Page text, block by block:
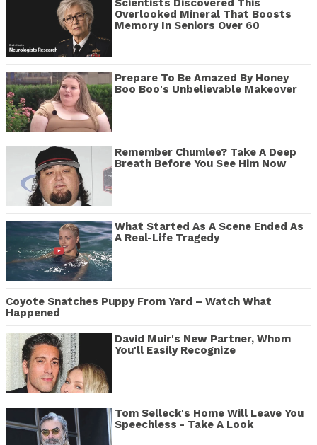
Scientists Discovered This
Overlooked Mineral That Boosts
Memory In Seniors Over 60
Prepare To Be Amazed By Honey
Boo Boo's Unbelievable Makeover
Remember Chumlee? Take A Deep
Breath Before You See Him Now
What Started As A Scene Ended As
A Real-Life Tragedy
Coyote Snatches Puppy From Yard – Watch What
Happened
David Muir's New Partner, Whom
You'll Easily Recognize
Tom Selleck's Home Will Leave You
Speechless - Take A Look